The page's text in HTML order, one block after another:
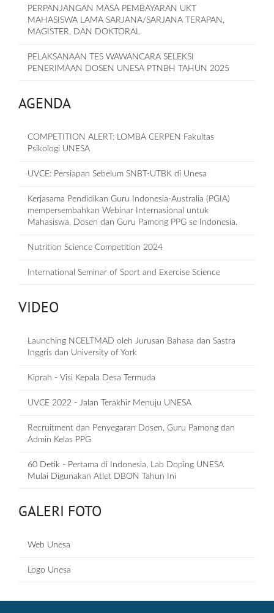
PERPANJANGAN MASA PEMBAYARAN UKT
MAHASISWA LAMA SARJANA/SARJANA TERAPAN,
MAGISTER, DAN DOKTORAL
PELAKSANAAN TES WAWANCARA SELEKSI
PENERIMAAN DOSEN UNESA PTNBH TAHUN 2025
AGENDA
COMPETITION ALERT: LOMBA CERPEN Fakultas
Psikologi UNESA
UVCE: Persiapan Sebelum SNBT-UTBK di Unesa
Kerjasama Pendidikan Guru Indonesia-Australia (PGIA)
mempersembahkan Webinar Internasional untuk
Mahasiswa, Dosen dan Guru Pamong PPG se Indonesia.
Nutrition Science Competition 2024
International Seminar of Sport and Exercise Science
VIDEO
Launching NCELTMAD oleh Jurusan Bahasa dan Sastra
Inggris dan University of York
Kiprah - Visi Kepala Desa Termuda
UVCE 2022 - Jalan Terakhir Menuju UNESA
Recruitment dan Penyegaran Dosen, Guru Pamong dan
Admin Kelas PPG
60 Detik - Pertama di Indonesia, Lab Doping UNESA
Mulai Digunakan Atlet DBON Tahun Ini
GALERI FOTO
Web Unesa
Logo Unesa